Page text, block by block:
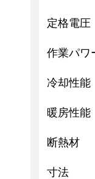
定格電圧
作業パワ
冷却性能
暖房性能
断熱材
寸法